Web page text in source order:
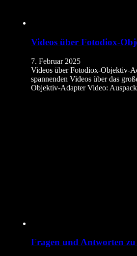
Videos über Fotodiox-
7. Februar 2025
Videos über Fotodiox-Objektiv-
spannenden Videos über das
Objektiv-Adapter Video:
Fragen und Antworten